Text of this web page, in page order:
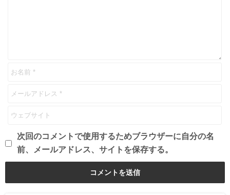
次回のコメントで使用するためブラウザーに自分の名
前、メールアドレス、サイトを保存する。